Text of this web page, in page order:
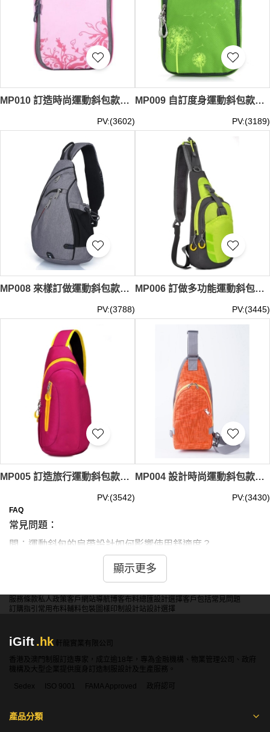
MP010 訂造時尚運動斜包款式 製作防水運動斜包款式 斜咩袋 設計旅行運動斜包款式 運動斜包製造商
PV:(3602)
MP009 自訂度身運動斜包款式 設計旅遊運動斜包款式 斜咩袋 訂做運動斜包款式 運動斜包專營
PV:(3189)
MP008 來樣訂做運動斜包款式 設計防水運動斜包款式 斜咩袋 跑步背包 製作運動斜包款式 運動斜包工廠 斜孭袋
PV:(3788)
MP006 訂做多功能運動斜包款式 設計胸包運動斜包款式 斜咩袋 製作運動斜包款式 運動斜包製衣廠 斜孭袋
PV:(3445)
MP005 訂造旅行運動斜包款式 製作休閒運動斜包款式 斜咩袋 跑步背包 自訂運動斜包款式 運動斜包工廠 斜孭袋
PV:(3542)
MP004 設計時尚運動斜包款式 自訂休閒運動斜包款式 斜咩袋 跑步背包 製作運動斜包款式 運動斜包廠房 斜孭袋
PV:(3430)
FAQ
常見問題：
問：運動斜包的肩帶設計如何影響使用舒適度？
答：寬肩帶分散重量，減輕肩部壓力。可調節肩帶適應不同
體型。加厚海綿墊增加舒適感。透氣網眼設計減少悶熱感。
答：尼龍材質輕便耐用。PVC材質完全防水但較重。防水帆
布兼顧透氣性。複合材料可平衡各項性能。選擇需權衡防水
程度、重量和使用環境，考慮長期使用效果。
問：運動斜包的內部隔層設計如何影響其實用性？
顯示更多
服務條款私人政策客戶 網站導航博客布料總匯設計選擇客戶包括常見問題
訂購指引 常用布料輔料包裝 圖樣印制 設計站設計選擇
iGift.hk
軒龍實業有限公司
香港及澳門制服訂造專家，成立逾18年，專為金融機構、物業管理公司、政府
機構及大型企業提供度身訂造制服設計及生產服務。
Sedex
ISO 9001 FAMA Approved 政府認可
產品分類